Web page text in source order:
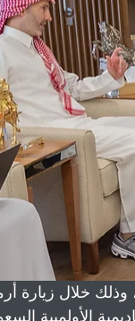
وذلك خلال زيارة
الأولمبية